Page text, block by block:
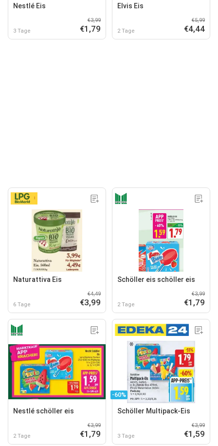
Nestlé Eis
3 Tage
€3,99
€1,79
Elvis Eis
2 Tage
€5,99
€4,44
Naturattiva Eis
6 Tage
€4,49
€3,99
Schöller eis schöller eis
2 Tage
€3,99
€1,79
Nestlé schöller eis
2 Tage
€3,99
€1,79
-60%
Schöller Multipack-Eis
3 Tage
€3,99
€1,59